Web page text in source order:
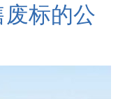
标的公